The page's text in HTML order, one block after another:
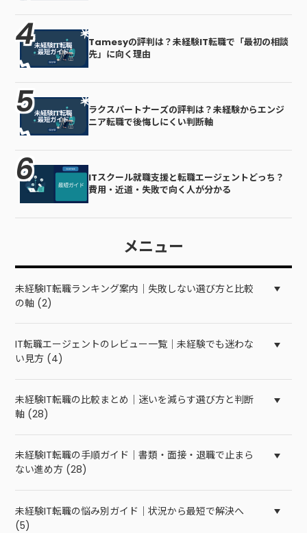
Tamesyの評判は？未経験IT転職で「最初の相談
先」に向く理由
ラクスパートナーズの評判は？未経験からエンジ
ニア転職で後悔しにくい判断軸
ITスクール就職支援と転職エージェントどっち？
費用・近道・失敗で向く人が分かる
メニュー
未経験IT転職ランキング案内｜失敗しない選び方と比較
の軸 (2)
IT転職エージェントのレビュー一覧｜未経験でも迷わな
い見方 (4)
未経験IT転職の比較まとめ｜迷いを減らす選び方と判断
軸 (28)
未経験IT転職の手順ガイド｜書類・面接・退職で止まら
ない進め方 (28)
未経験IT転職の悩み別ガイド｜状況から最短で解決へ
(5)